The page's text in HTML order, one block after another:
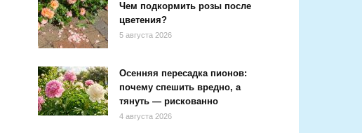
Чем подкормить розы после
цветения?
5 августа 2026
Осенняя пересадка пионов:
почему спешить вредно, а
тянуть — рискованно
4 августа 2026